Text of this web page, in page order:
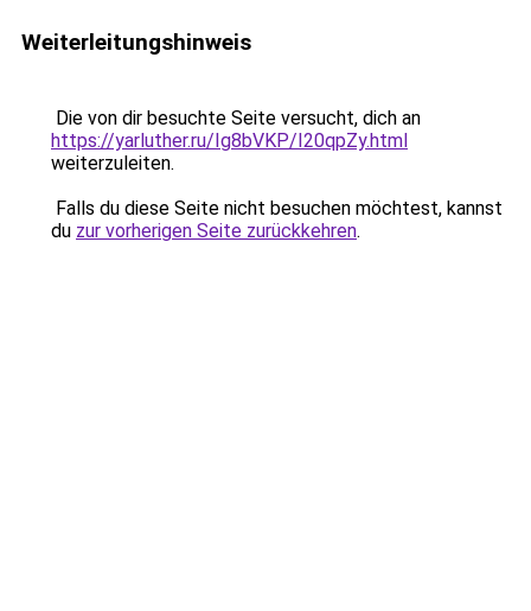
Weiterleitungshinweis
Die von dir besuchte Seite versucht, dich an
https://yarluther.ru/Ig8bVKP/I20qpZy.html
weiterzuleiten.
Falls du diese Seite nicht besuchen möchtest, kannst
du zur vorherigen Seite zurückkehren.